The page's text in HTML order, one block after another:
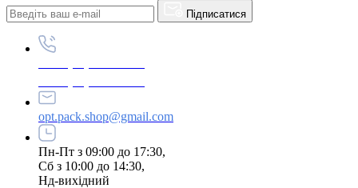
Підписатися
opt.pack.shop@gmail.com
Пн-Пт з 09:00 до 17:30,
Сб з 10:00 до 14:30,
Нд-вихідний